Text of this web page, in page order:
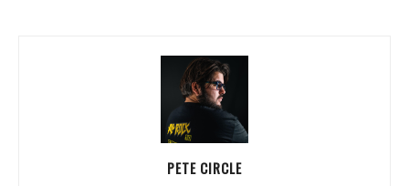
PETE CIRCLE